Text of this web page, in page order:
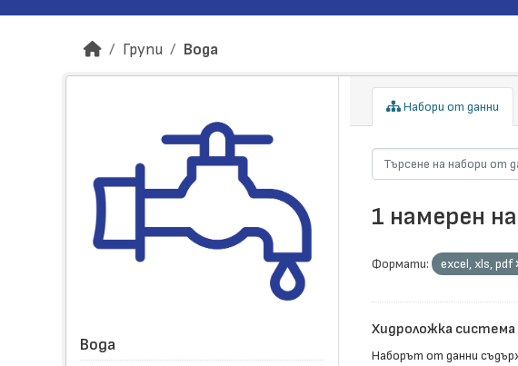
Групи Вода
Вода
Набори от данни
1 намерен
Формати: еxcel, xls, pdf
Хидроложка система
Наборът от данни